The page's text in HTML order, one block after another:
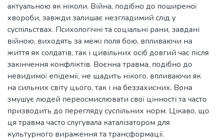
актуальною як ніколи. Війна, подібно до поширеної
хвороби, завжди залишає незгладимий слід у
суспільствах. Психологічні та соціальні рани, завдані
війною, виходять за межі поля бою, впливаючи на
життя як солдатів, так і цивільних осіб довгий час після
закінчення конфліктів. Воєнна травма, подібно до
невидимої епідемії, не щадить нікого, впливаючи як
на сильних світу цього, так і на беззахисних. Вона
змушує людей переосмислювати свої цінності та часто
призводить до перегляду суспільних норм. Цікаво, що
ця травма часто слугувала каталізатором для
культурного вираження та трансформації.